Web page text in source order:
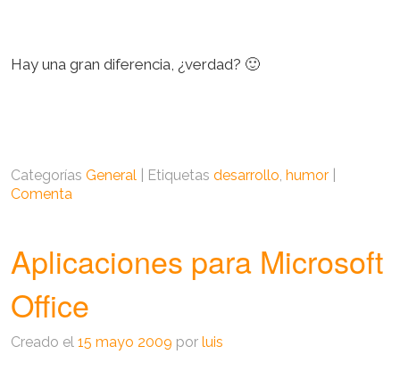
Hay una gran diferencia, ¿verdad? 🙂
Categorías General Etiquetas desarrollo, humor
Comenta
Aplicaciones para Microsoft
Office
Creado el 15 mayo 2009 por luis